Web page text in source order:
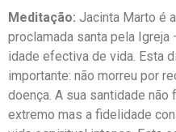
Meditação: Jacinta Marto é
proclamada santa pela
idade efectiva de vida. Esta
importante: não morreu por
doença. A sua santidade
extremo mas a fidelidade